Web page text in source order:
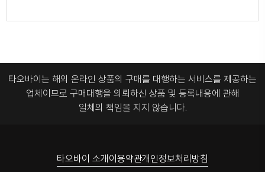
타오바이는 해외 온라인 상품의 구매를 대행하는 서비스를 제공하는
업체이므로 구매대행을 의뢰하신 상품 및 등록내용에 관해
일체의 책임을 지지 않습니다.
타오바이 소개이용약관개인정보처리방침